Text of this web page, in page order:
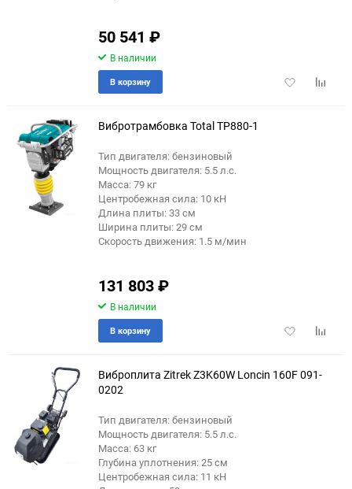
50 541 ₽
В наличии
Добавить
В корзину
Вибротрамбовка Total TP880-1
Тип двигателя: бензиновый
Мощность двигателя: 5.5 л.с.
Масса: 79 кг
Центробежная сила: 10 кН
Длина плиты: 33 см
Ширина плиты: 29 см
Скорость движения: 1.5 м/мин
131 803₽
В наличии
Добавить
В корзину
Виброплита Zitrek Z3K60W Loncin 160F 091-
0202
Тип двигателя: бензиновый
Мощность двигателя: 5.5 л.с.
Масса: 63 кг
Глубина уплотнения: 25 см
Центробежная сила: 11 кН